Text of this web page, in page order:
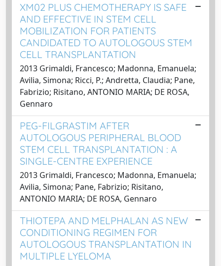
XM02 PLUS CHEMOTHERAPY IS SAFE
AND EFFECTIVE IN STEM CELL
MOBILIZATION FOR PATIENTS
CANDIDATED TO AUTOLOGOUS STEM
CELL TRANSPLANTATION
2013 Grimaldi, Francesco; Madonna, Emanuela;
Avilia, Simona; Ricci, P.; Andretta, Claudia; Pane,
Fabrizio; Risitano, ANTONIO MARIA; DE ROSA,
Gennaro
PEG-FILGRASTIM AFTER
AUTOLOGOUS PERIPHERAL BLOOD
STEM CELL TRANSPLANTATION : A
SINGLE-CENTRE EXPERIENCE
2013 Grimaldi, Francesco; Madonna, Emanuela;
Avilia, Simona; Pane, Fabrizio; Risitano,
ANTONIO MARIA; DE ROSA, Gennaro
THIOTEPA AND MELPHALAN AS NEW
CONDITIONING REGIMEN FOR
AUTOLOGOUS TRANSPLANTATION IN
MULTIPLE LYELOMA